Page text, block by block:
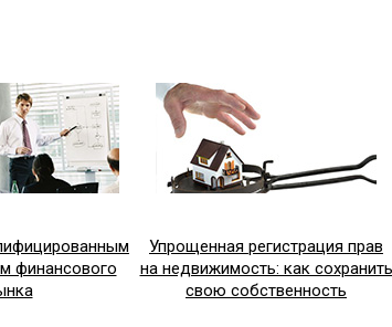
финансового
Упрощенная регистрация прав
на недвижимость: как сохранить
свою собственность